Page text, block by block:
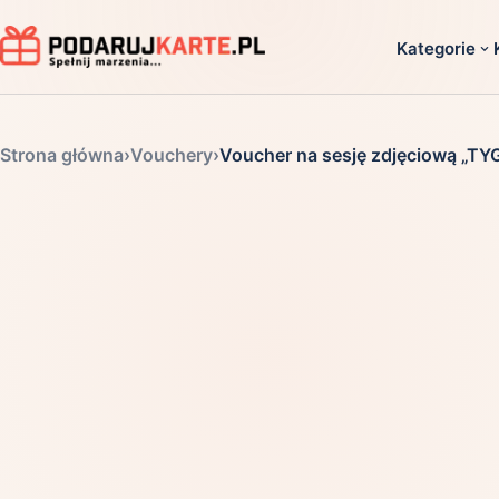
Kategorie
Strona główna›Vouchery›Voucher na sesję zdjęciową